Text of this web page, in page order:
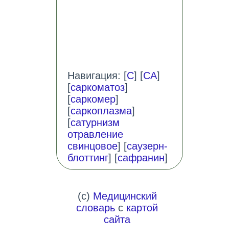
Навигация: [С] [СА]
[саркоматоз]
[саркомер]
[саркоплазма]
[сатурнизм
отравление
свинцовое] [саузерн-
блоттинг] [сафранин]
(c) Медицинский
словарь с картой
сайта